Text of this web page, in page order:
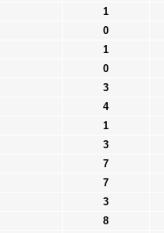
1
0
1
0
3
4
1
3
7
7
3
8